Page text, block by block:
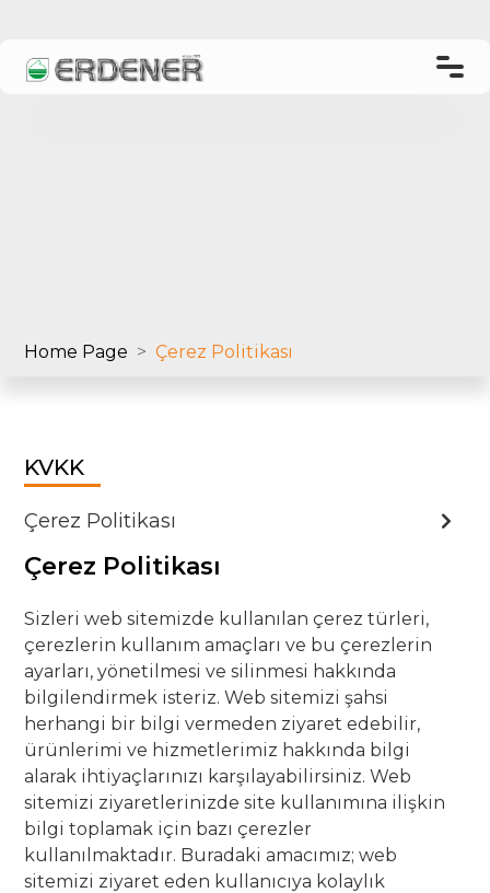
TR
Contact
Home Page Çerez Politikası
KVKK
Çerez Politikası
Çerez Politikası
Sizleri web sitemizde kullanılan çerez türleri,
çerezlerin kullanım amaçları ve bu çerezlerin
ayarları, yönetilmesi ve silinmesi hakkında
bilgilendirmek isteriz. Web sitemizi şahsi
herhangi bir bilgi vermeden ziyaret edebilir,
ürünlerimi ve hizmetlerimiz hakkında bilgi
alarak ihtiyaçlarınızı karşılayabilirsiniz. Web
sitemizi ziyaretlerinizde site kullanımına ilişkin
bilgi toplamak için bazı çerezler
kullanılmaktadır. Buradaki amacımız; web
sitemizi ziyaret eden kullanıcıya kolaylık